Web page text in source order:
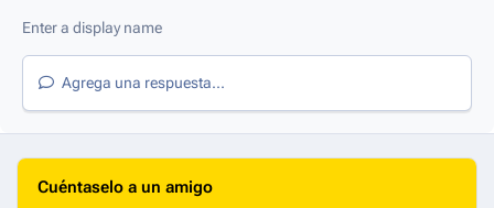
Agrega una respuesta...
Cuéntaselo a un amigo